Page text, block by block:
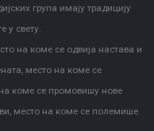
група имају традицију
у свету.
на коме се одвија настава и
место на коме се
коме се промовишу нове
место на коме се полемише